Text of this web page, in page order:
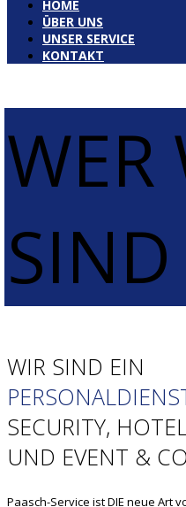
HOME
ÜBER UNS
UNSER SERVICE
KONTAKT
WER
SIND
WIR SIND EIN
SECURITY,
UND EVENT &
Paasch-Service ist DIE neue Art